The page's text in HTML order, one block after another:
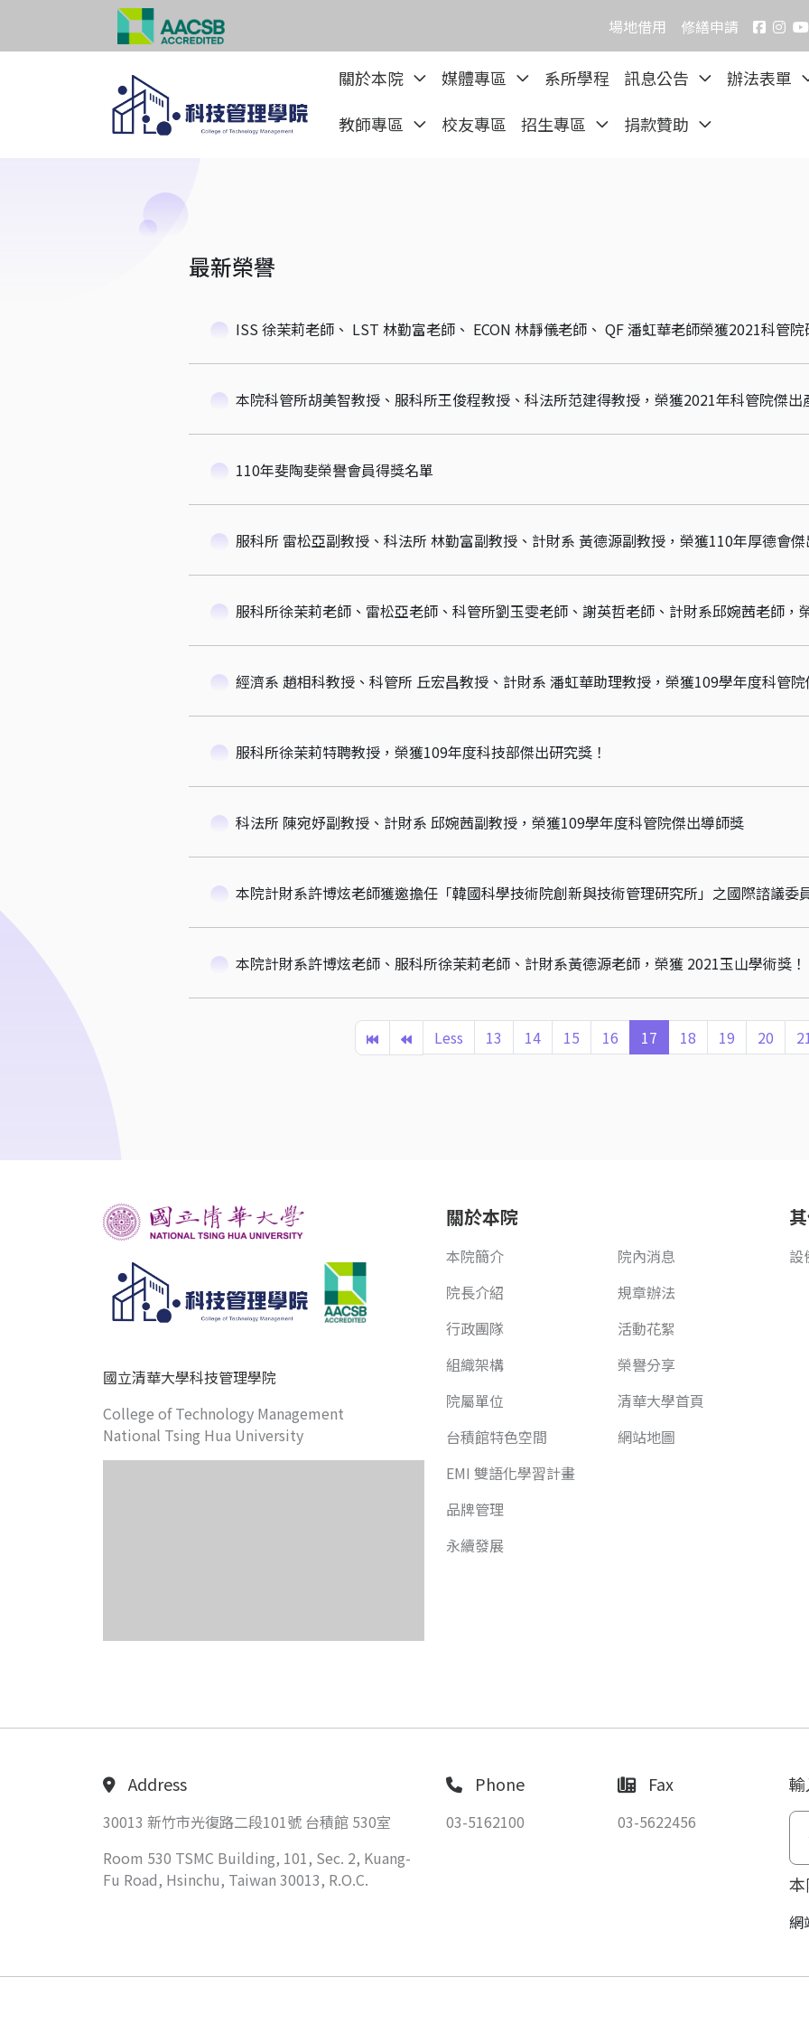
場地借用 修繕申請
關於本院 媒體專區 系所學程 訊息公告
辦法表單
教師專區
校友專區 招生專區 捐款贊助
最新榮譽
ISS 徐茉莉老師、 LST 林勤富老師、 ECON 林靜儀老師、 QF 潘虹華老師榮獲2021科管
本院科管所胡美智教授、服科所王俊程教授、科法所范建得教授，榮獲2021年科管院傑出
110年斐陶斐榮譽會員得獎名單
服科所 雷松亞副教授、科法所 林勤富副教授、計財系 黃德源副教授，榮獲110年厚德會
經濟系 趙相科教授、科管所 丘宏昌教授、計財系 潘虹華助理教授，榮獲109學年度科管
服科所徐茉莉特聘教授，榮獲109年度科技部傑出研究獎！
科法所 陳宛妤副教授、計財系 邱婉茜副教授，榮獲109學年度科管院傑出導師獎
本院計財系許博炫老師獲邀擔任「韓國科學技術院創新與技術管理研究所」之國際諮議委
本院計財系許博炫老師、服科所徐茉莉老師、計財系黃德源老師，榮獲 2021玉山學術獎！
Less 13 14 15 16 17 18 19 20
國立清華大學科技管理學院
College of Technology Management
National Tsing Hua University
關於本院
本院簡介
院長介紹
行政團隊
組織架構
院屬單位
台積館特色空間
EMI 雙語化學習計畫
品牌管理
永續發展
院內消息
規章辦法
活動花絮
榮譽分享
清華大學首頁
網站地圖
設
Address
30013 新竹市光復路二段101號 台積館 530室
Room 530 TSMC Building, 101, Sec. 2, Kuang-
Fu Road, Hsinchu, Taiwan 30013, R.O.C.
Phone
03-5162100
Fax
03-5622456
網